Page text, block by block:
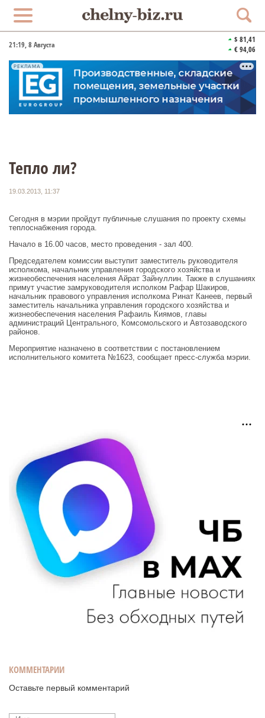
21:19, 8 Августа
$ 81,41
€ 94,06
РЕКЛАМА
Тепло ли?
19.03.2013, 11:37
Сегодня в мэрии пройдут публичные слушания по проекту схемы
теплоснабжения города.
Начало в 16.00 часов, место проведения - зал 400.
Председателем комиссии выступит заместитель руководителя
исполкома, начальник управления городского хозяйства и
жизнеобеспечения населения Айрат Зайнуллин. Также в слушаниях
примут участие замруководителя исполком Рафар Шакиров,
начальник правового управления исполкома Ринат Канеев, первый
заместитель начальника управления городского хозяйства и
жизнеобеспечения населения Рафаиль Киямов, главы
администраций Центрального, Комсомольского и Автозаводского
районов.
Мероприятие назначено в соответствии с постановлением
исполнительного комитета №1623, сообщает пресс-служба мэрии.
КОММЕНТАРИИ
Оставьте первый комментарий